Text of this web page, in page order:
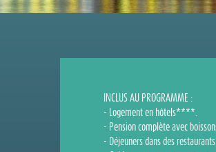
INCLUS AU PROGRAMME :
- Logement en hôtels****.
- Pension complète avec
- Déjeuners dans des